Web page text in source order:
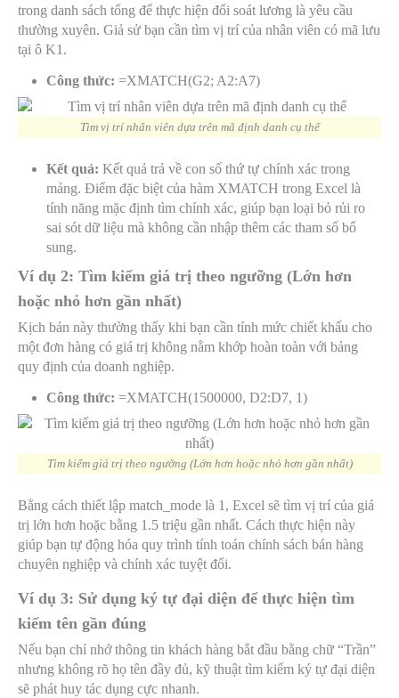
trong danh sách tổng để thực hiện đối soát lương là yêu cầu
thường xuyên. Giả sử bạn cần tìm vị trí của nhân viên có mã lưu
tại ô K1.
Công thức: =XMATCH(G2; A2:A7)
Tìm vị trí nhân viên dựa trên mã định danh cụ thể
Kết quả: Kết quả trả về con số thứ tự chính xác trong
mảng. Điểm đặc biệt của hàm XMATCH trong Excel là
tính năng mặc định tìm chính xác, giúp bạn loại bỏ rủi ro
sai sót dữ liệu mà không cần nhập thêm các tham số bổ
sung.
Ví dụ 2: Tìm kiếm giá trị theo ngưỡng (Lớn hơn
hoặc nhỏ hơn gần nhất)
Kịch bản này thường thấy khi bạn cần tính mức chiết khấu cho
một đơn hàng có giá trị không nằm khớp hoàn toàn với bảng
quy định của doanh nghiệp.
Công thức: =XMATCH(1500000, D2:D7, 1)
Tìm kiếm giá trị theo ngưỡng (Lớn hơn hoặc nhỏ hơn gần nhất)
Bằng cách thiết lập match_mode là 1, Excel sẽ tìm vị trí của giá
trị lớn hơn hoặc bằng 1.5 triệu gần nhất. Cách thực hiện này
giúp bạn tự động hóa quy trình tính toán chính sách bán hàng
chuyên nghiệp và chính xác tuyệt đối.
Ví dụ 3: Sử dụng ký tự đại diện để thực hiện tìm
kiếm tên gần đúng
Nếu bạn chỉ nhớ thông tin khách hàng bắt đầu bằng chữ “Trần”
nhưng không rõ họ tên đầy đủ, kỹ thuật tìm kiếm ký tự đại diện
sẽ phát huy tác dụng cực nhanh.